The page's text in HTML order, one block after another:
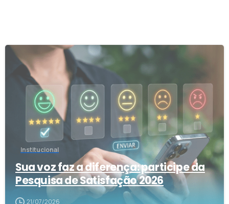
Institucional
Sua voz faz a diferença: participe da
Pesquisa de Satisfação 2026
21/07/2026